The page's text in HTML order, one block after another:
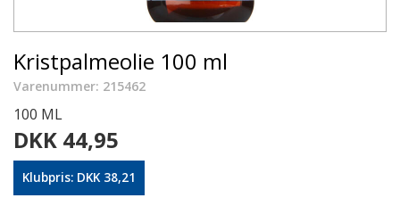
Kristpalmeolie 100 ml
Varenummer: 215462
100 ML
DKK 44,95
Klubpris: DKK 38,21